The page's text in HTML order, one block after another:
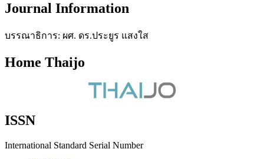
Journal Information
บรรณาธิการ: ผศ. ดร.ประยูร แสงใส
Home Thaijo
ISSN
International Standard Serial Number